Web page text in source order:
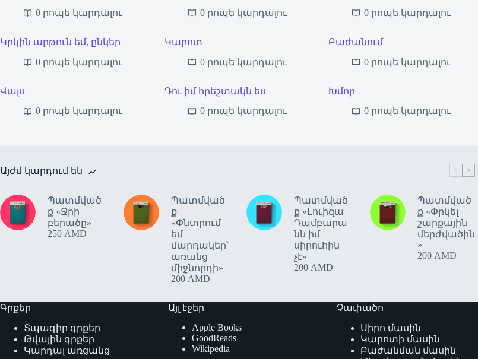
0 րոպե կարդալու
0 րոպե կարդալու
0 րոպե կարդալու
Կրկին արթուն եմ, ընկեր
0 րոպե կարդալու
Կարոտ
0 րոպե կարդալու
Բաժանում
0 րոպե կարդալու
Վալս
0 րոպե կարդալու
Դու իմ հրեշտակն ես
0 րոպե կարդալու
Խմոր
0 րոպե կարդալու
Այժմ կարդում են
Պատմված
ք «Ջրի
բերածը»
250 AMD
Պատմված
ք
«Փնտրում
եմ
մարդակեր՝
առանց
միջնորդի»
200 AMD
Պատմված
ք «Լուիզա
Դամբարա
նն իմ
սիրուհին
չէ»
200 AMD
Պատմված
ք «Փրկել
շարքային
մերժվածին
»
200 AMD
Գրքեր
Տպագիր գրքեր
Թվային գրքեր
Կարդալ առցանց
Այլ էջեր
Apple Books
GoodReads
Wikipedia
Չափածո
Սիրո մասին
Կարոտի մասին
Բաժանման մասին